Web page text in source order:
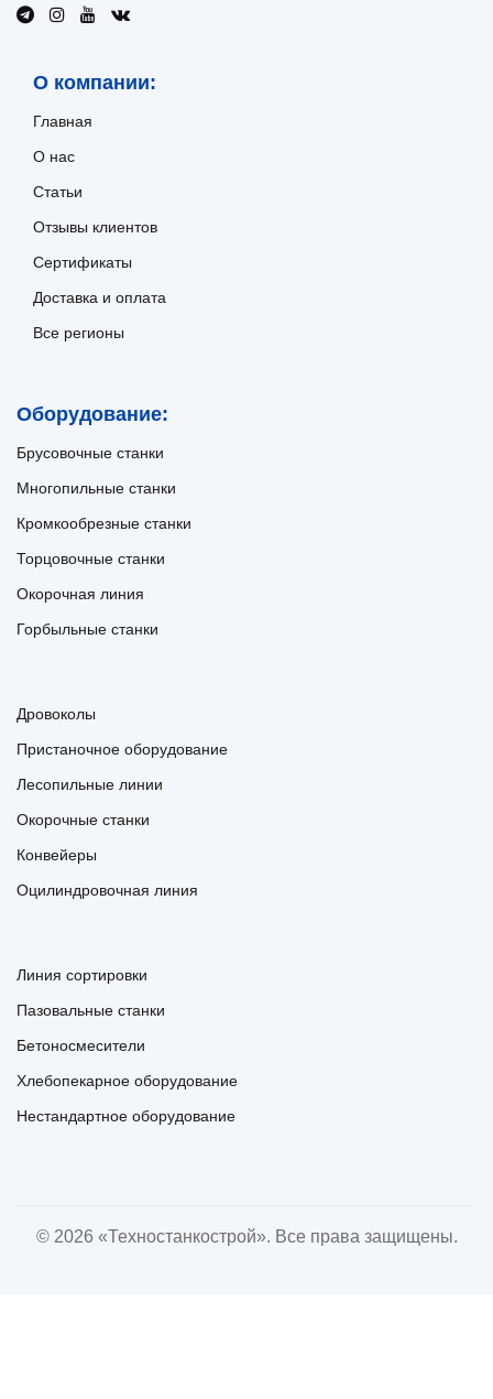
О компании:
Главная
О нас
Статьи
Отзывы клиентов
Сертификаты
Доставка и оплата
Все регионы
Оборудование:
Брусовочные станки
Многопильные станки
Кромкообрезные станки
Торцовочные станки
Окорочная линия
Горбыльные станки
Дровоколы
Пристаночное оборудование
Лесопильные линии
Окорочные станки
Конвейеры
Оцилиндровочная линия
Линия сортировки
Пазовальные станки
Бетоносмесители
Хлебопекарное оборудование
Нестандартное оборудование
© 2026 «Техностанкострой». Все права защищены.